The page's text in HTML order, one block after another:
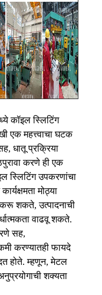
कॉइल स्लिटिंग
एक महत्त्वाचा घटक
धातू प्रक्रिया
करणे ही एक
स्लिटिंग उपकरणांचा
मोठ्या
शकते, उत्पादनाची
वाढवू शकते.
सह,
करण्यातही फायदे
होते. म्हणून, मेटल
शक्यता